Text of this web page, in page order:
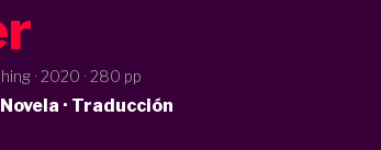
· 2020 · 280 pp
· Traducción